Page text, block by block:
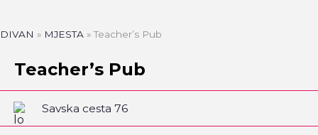
DIVAN » MJESTA »Teacher’s Pub
Teacher’s Pub
Savska cesta 76